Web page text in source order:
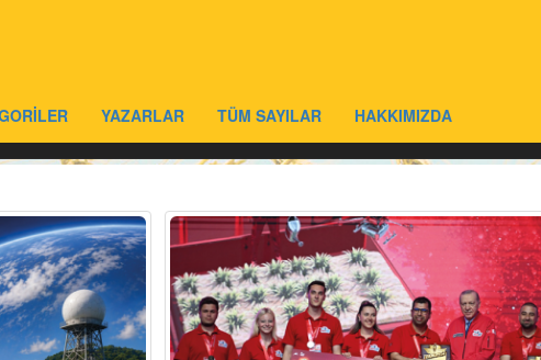
YAZARLAR TÜM SAYILAR HAKKIMIZDA